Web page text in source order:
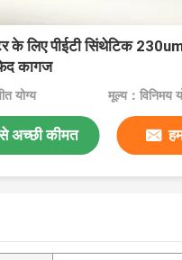
के लिए पीईटी सिंथेटिक
कागज
योग्य मूल्य：विनिमय
अच्छी कीमत